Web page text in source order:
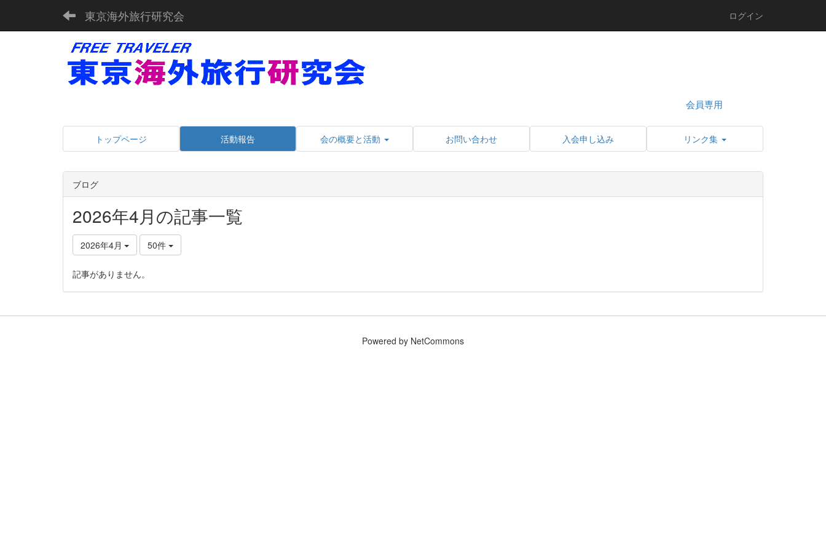
東京海外旅行研究会 ログイン
会員専用
トップページ 活動報告 会の概要と活動 お問い合わせ 入会申し込み リンク集
ブログ
2026年4月の記事一覧
2026年4月 50件
記事がありません。
Powered by NetCommons